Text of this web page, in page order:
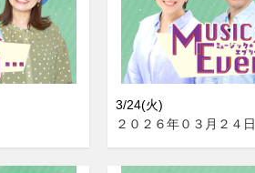
3/24(火)
２０２６年０３月２４日